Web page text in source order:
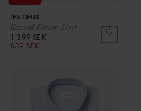
Konrad Denim Shirt
LES DEUX
1 399 SEK
839 SEK